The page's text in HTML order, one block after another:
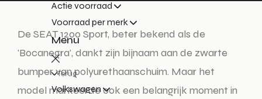
Actie voorraad
Voorraad per merk
Menu
Terug
Volkswagen
De SEAT 1200 Sport, beter bekend als de
'Bocanegra', dankt zijn bijnaam aan de zwarte
bumper van polyurethaanschuim. Maar het
model markeerde ook een belangrijk moment in